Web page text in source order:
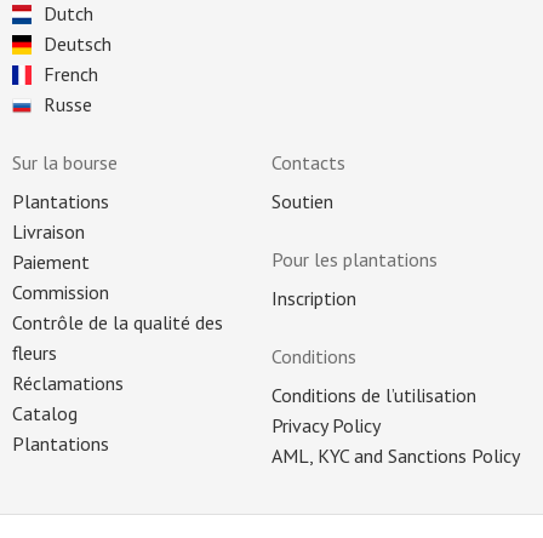
Dutch
Deutsch
French
Russe
Sur la bourse
Plantations
Livraison
Paiement
Commission
Contrôle de la qualité des
fleurs
Réclamations
Catalog
Plantations
Contacts
Soutien
Pour les plantations
Inscription
Conditions
Conditions de l’utilisation
Privacy Policy
AML, KYC and Sanctions Policy